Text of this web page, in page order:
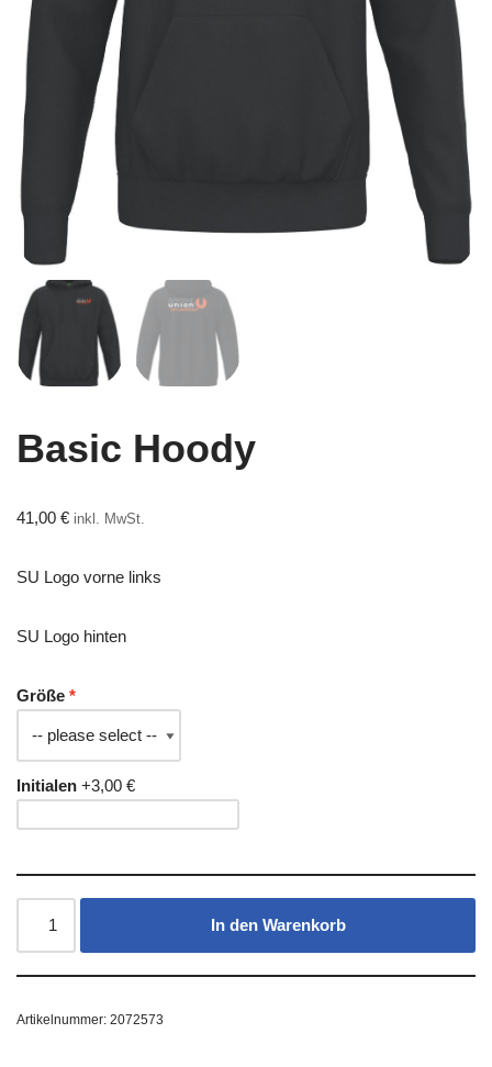
Basic Hoody
41,00 € inkl. MwSt.
SU Logo vorne links
SU Logo hinten
Größe
Initialen +3,00 €
In den Warenkorb
Artikelnummer: 2072573